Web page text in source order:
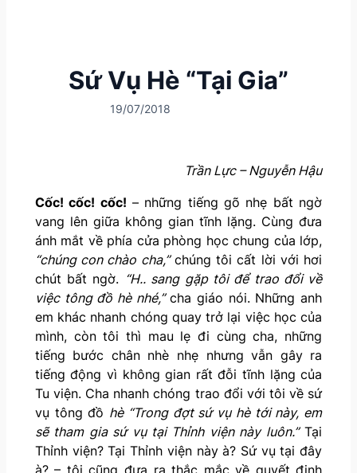
Sứ Vụ Hè “Tại Gia”
19/07/2018
Trần Lực – Nguyễn Hậu
Cốc! cốc! cốc! – những tiếng gõ nhẹ bất ngờ
vang lên giữa không gian tĩnh lặng. Cùng đưa
ánh mắt về phía cửa phòng học chung của lớp,
“chúng con chào cha,”chúng tôi cất lời với hơi
chút bất ngờ. “H.. sang gặp tôi để trao đổi về
việc tông đồ hè nhé,” cha giáo nói. Những anh
em khác nhanh chóng quay trở lại việc học của
mình, còn tôi thì mau lẹ đi cùng cha, những
tiếng bước chân nhè nhẹ nhưng vẫn gây ra
tiếng động vì không gian rất đỗi tĩnh lặng của
Tu viện. Cha nhanh chóng trao đổi với tôi về sứ
vụ tông đồ hè “Trong đợt sứ vụ hè tới này, em
sẽ tham gia sứ vụ tại Thỉnh viện này luôn.”Tại
Thỉnh viện? Tại Thỉnh viện này à? Sứ vụ tại đây
à? – tôi cũng đưa ra thắc mắc về quyết định